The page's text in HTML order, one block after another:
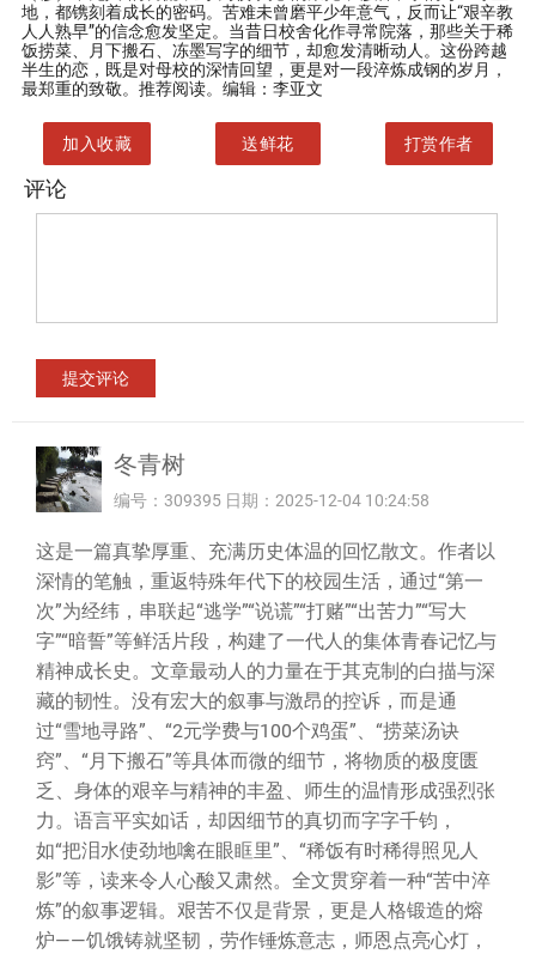
地，都镌刻着成长的密码。苦难未曾磨平少年意气，反而让“艰辛教
人人熟早”的信念愈发坚定。当昔日校舍化作寻常院落，那些关于稀
饭捞菜、月下搬石、冻墨写字的细节，却愈发清晰动人。这份跨越
半生的恋，既是对母校的深情回望，更是对一段淬炼成钢的岁月，
最郑重的致敬。推荐阅读。编辑：李亚文
加入收藏 送鲜花 打赏作者
评论
冬青树
编号：309395 日期：2025-12-04 10:24:58
这是一篇真挚厚重、充满历史体温的回忆散文。作者以
深情的笔触，重返特殊年代下的校园生活，通过“第一
次”为经纬，串联起“逃学”“说谎”“打赌”“出苦力”“写大
字”“暗誓”等鲜活片段，构建了一代人的集体青春记忆与
精神成长史。文章最动人的力量在于其克制的白描与深
藏的韧性。没有宏大的叙事与激昂的控诉，而是通
过“雪地寻路”、“2元学费与100个鸡蛋”、“捞菜汤诀
窍”、“月下搬石”等具体而微的细节，将物质的极度匮
乏、身体的艰辛与精神的丰盈、师生的温情形成强烈张
力。语言平实如话，却因细节的真切而字字千钧，
如“把泪水使劲地噙在眼眶里”、“稀饭有时稀得照见人
影”等，读来令人心酸又肃然。全文贯穿着一种“苦中淬
炼”的叙事逻辑。艰苦不仅是背景，更是人格锻造的熔
炉——饥饿铸就坚韧，劳作锤炼意志，师恩点亮心灯，